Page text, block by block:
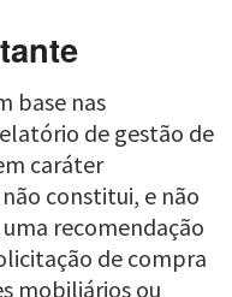
base nas
de gestão de
caráter
constitui, e não
recomendação
de compra
mobiliários ou